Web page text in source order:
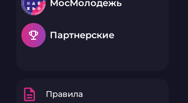
МосМолодежь
emoji_events Партнерские
description Правила